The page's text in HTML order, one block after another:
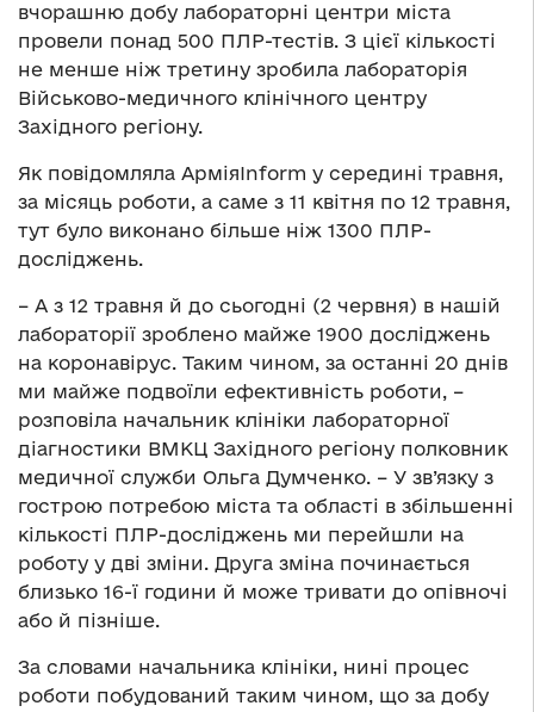
вчорашню добу лабораторні центри міста
провели понад 500 ПЛР-тестів. З цієї кількості
не менше ніж третину зробила лабораторія
Військово-медичного клінічного центру
Західного регіону.
Як повідомляла АрміяInform у середині травня,
за місяць роботи, а саме з 11 квітня по 12 травня,
тут було виконано більше ніж 1300 ПЛР-
досліджень.
– А з 12 травня й до сьогодні (2 червня) в нашій
лабораторії зроблено майже 1900 досліджень
на коронавірус. Таким чином, за останні 20 днів
ми майже подвоїли ефективність роботи, –
розповіла начальник клініки лабораторної
діагностики ВМКЦ Західного регіону полковник
медичної служби Ольга Думченко. – У зв’язку з
гострою потребою міста та області в збільшенні
кількості ПЛР-досліджень ми перейшли на
роботу у дві зміни. Друга зміна починається
близько 16-ї години й може тривати до опівночі
або й пізніше.
За словами начальника клініки, нині процес
роботи побудований таким чином, що за добу